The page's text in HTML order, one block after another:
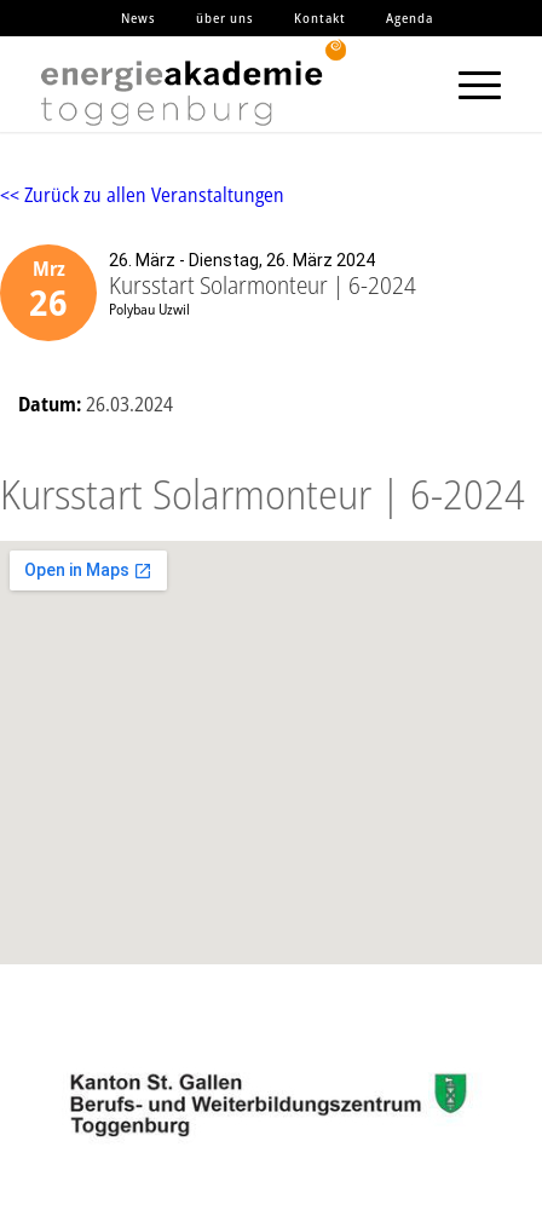
News über uns Kontakt Agenda
<< Zurück zu allen Veranstaltungen
Mrz
26
26. März - Dienstag, 26. März 2024
Kursstart Solarmonteur | 6-2024
Polybau Uzwil
Datum:26.03.2024
Kursstart Solarmonteur | 6-2024